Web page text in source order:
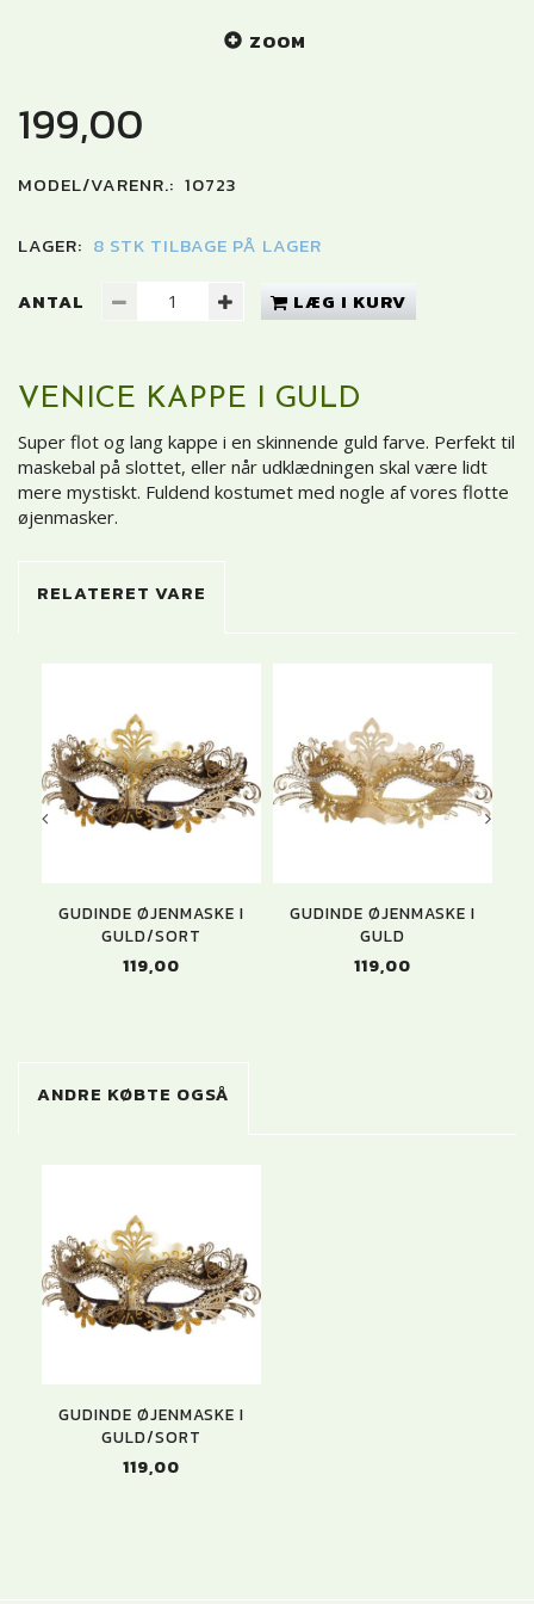
ZOOM
199,00
MODEL/VARENR.: 10723
LAGER: 8 STK TILBAGE PÅ LAGER
ANTAL LÆG I KURV
VENICE KAPPE I GULD
Super flot og lang kappe i en skinnende guld farve. Perfekt til
maskebal på slottet, eller når udklædningen skal være lidt
mere mystiskt. Fuldend kostumet med nogle af vores flotte
øjenmasker.
RELATERET VARE
GUDINDE ØJENMASKE I
GULD/SORT
119,00
GUDINDE ØJENMASKE I
GULD
119,00
ANDRE KØBTE OGSÅ
GUDINDE ØJENMASKE I
GULD/SORT
119,00